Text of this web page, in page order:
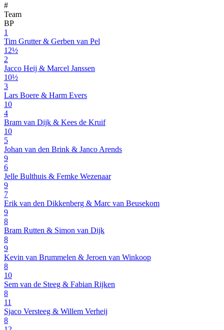
#
Team
BP
1
Tim Grutter & Gerben van Pel
12½
2
Jacco Heij & Marcel Janssen
10½
3
Lars Boere & Harm Evers
10
4
Bram van Dijk & Kees de Kruif
10
5
Johan van den Brink & Janco Arends
9
6
Jelle Bulthuis & Femke Wezenaar
9
7
Erik van den Dikkenberg & Marc van Beusekom
9
8
Bram Rutten & Simon van Dijk
8
9
Kevin van Brummelen & Jeroen van Winkoop
8
10
Sem van de Steeg & Fabian Rijken
8
11
Sjaco Versteeg & Willem Verheij
8